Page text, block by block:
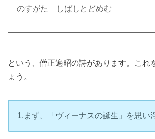
のすがた しばしとどめむ
という、僧正遍昭の詩があります。これ
ょう。
1.まず、「ヴィーナスの誕生」を思い